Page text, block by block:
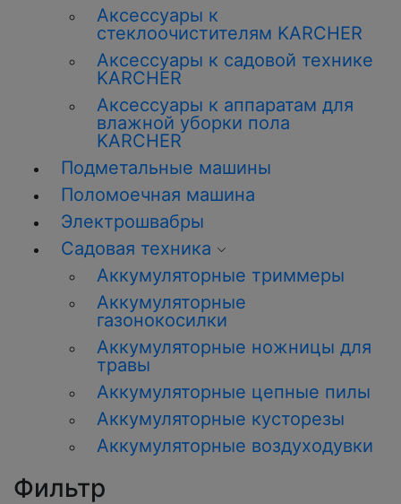
Аксессуары к
стеклоочистителям KARCHER
Аксессуары к садовой технике
KARCHER
Аксессуары к аппаратам для
влажной уборки пола
KARCHER
Подметальные машины
Поломоечная машина
Электрошвабры
Садовая техника
Аккумуляторные триммеры
Аккумуляторные
газонокосилки
Аккумуляторные ножницы для
травы
Аккумуляторные цепные пилы
Аккумуляторные кусторезы
Аккумуляторные воздуходувки
Фильтр